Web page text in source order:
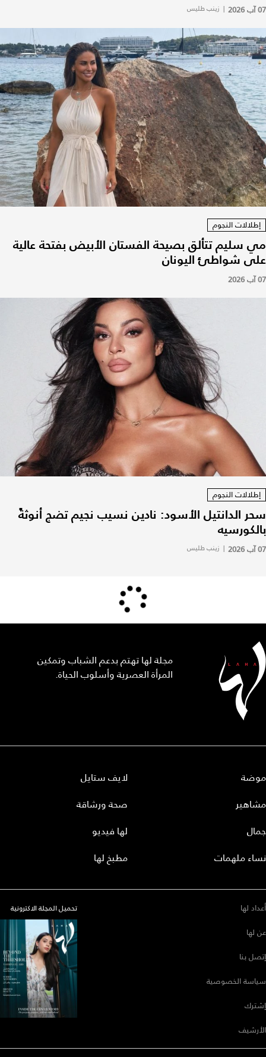
07 آب 2026 | زينب طليس
إطلالات النجوم
مي سليم تتألق بصيحة الفستان الأبيض بفتحة عالية
على شواطئ اليونان
07 آب 2026
إطلالات النجوم
سحر الدانتيل الأسود: نادين نسيب نجيم تضج أنوثةً
بالكورسيه
07 آب 2026 | زينب طليس
مجلة لها تهتم بدعم الشباب وتمكين
المرأة العصرية وأسلوب الحياة.
موضة
مشاهير
جمال
نساء ملهمات
لايف ستايل
صحة ورشاقة
لها فيديو
مطبخ لها
أعداد لها
عن لها
إتصل بنا
سياسة الخصوصية
إشترك
الأرشيف
تحميل المجلة الاكترونية